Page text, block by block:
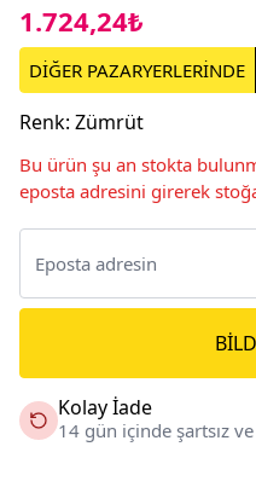
1.724,24₺
DİĞER PAZARYERLERİNDE
Renk: Zümrüt
Bu ürün şu an stokta
eposta adresini girerek
Kolay İade
14 gün içinde şartsız